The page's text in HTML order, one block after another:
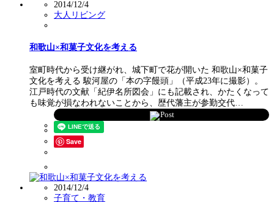
2014/12/4
大人リビング
和歌山×和菓子文化を考える
室町時代から受け継がれ、城下町で花が開いた 和歌山×和菓子
文化を考える 駿河屋の「本の字饅頭」（平成23年に撮影）。
江戸時代の文献「紀伊名所図会」にも記載され、かたくなって
も味覚が損なわれないことから、歴代藩主が参勤交代…
Post
Save
2014/12/4
子育て・教育